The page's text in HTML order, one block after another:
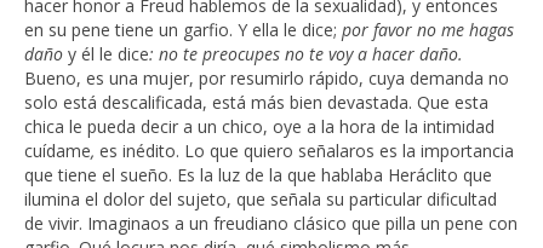
hacer honor a Freud hablemos de la sexualidad), y entonces
en su pene tiene un garfio. Y ella le dice; por favor no me hagas
daño y él le dice: no te preocupes no te voy a hacer daño.
Bueno, es una mujer, por resumirlo rápido, cuya demanda no
solo está descalificada, está más bien devastada. Que esta
chica le pueda decir a un chico, oye a la hora de la intimidad
cuídame, es inédito. Lo que quiero señalaros es la importancia
que tiene el sueño. Es la luz de la que hablaba Heráclito que
ilumina el dolor del sujeto, que señala su particular dificultad
de vivir. Imaginaos a un freudiano clásico que pilla un pene con